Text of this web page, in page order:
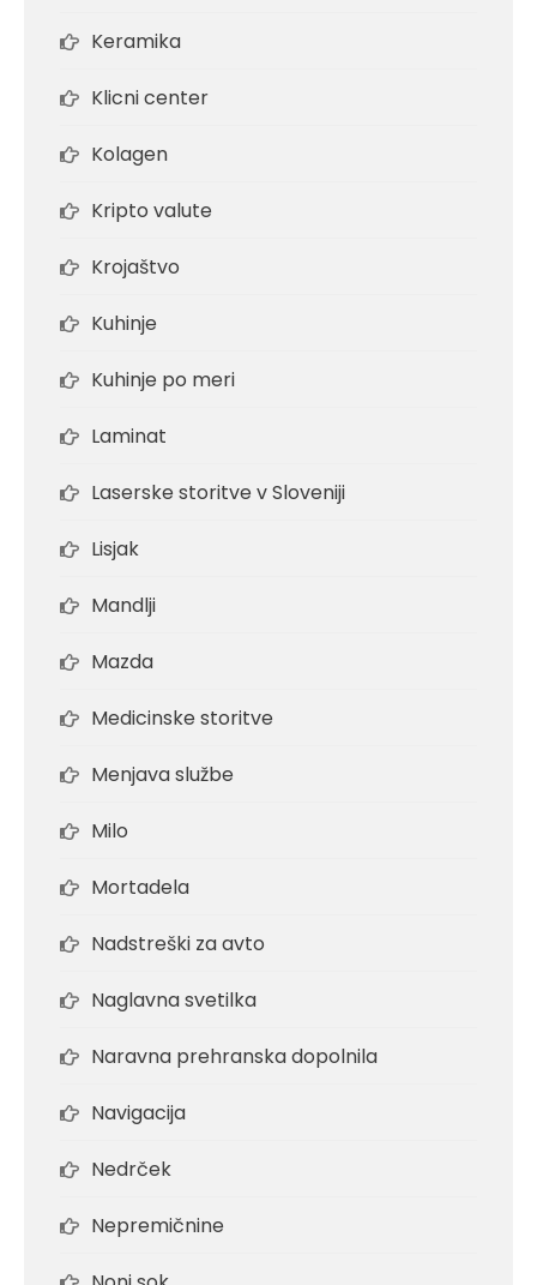
Keramika
Klicni center
Kolagen
Kripto valute
Krojaštvo
Kuhinje
Kuhinje po meri
Laminat
Laserske storitve v Sloveniji
Lisjak
Mandlji
Mazda
Medicinske storitve
Menjava službe
Milo
Mortadela
Nadstreški za avto
Naglavna svetilka
Naravna prehranska dopolnila
Navigacija
Nedrček
Nepremičnine